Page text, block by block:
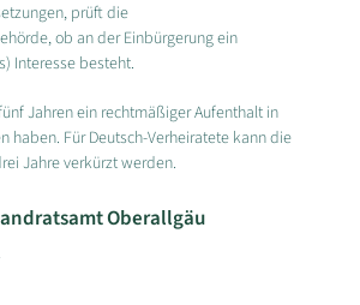
prüft die
ob an der Einbürgerung ein
Interesse besteht.
Jahren ein rechtmäßiger Aufenthalt in
haben. Für Deutsch-Verheiratete kann die
Jahre verkürzt werden.
Oberallgäu